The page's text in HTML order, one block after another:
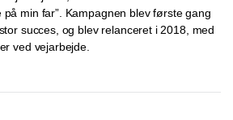
min far”. Kampagnen blev første gang
succes, og blev relanceret i 2018, med
ved vejarbejde.